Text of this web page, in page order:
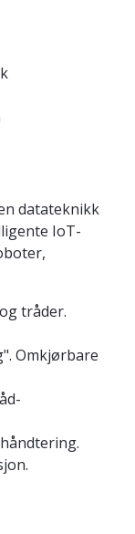
datateknikk
IoT-
tråder.
Omkjørbare